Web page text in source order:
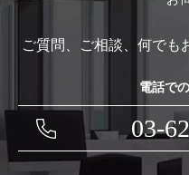
ご質問、ご相談、何でも
電話で
03-